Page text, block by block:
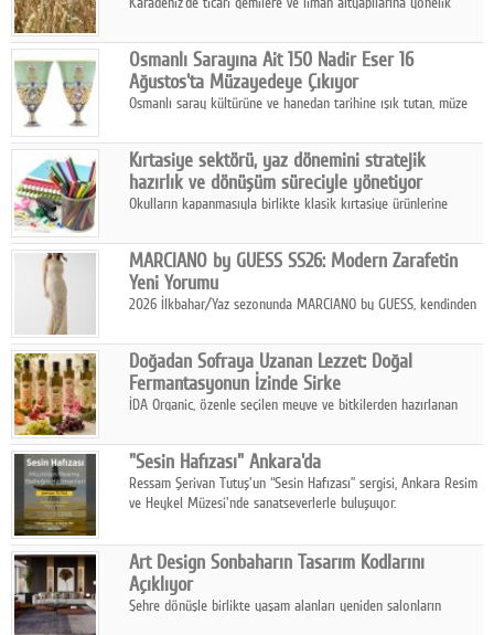
geçirdi.
Osmanlı Sarayına Ait 150 Nadir Eser 16
Ağustos'ta Müzayedeye Çıkıyor
Osmanlı saray kültürüne ve hanedan tarihine ışık tutan, müze
Ağustos'ta Arthill Müzecilik'in düzenleyeceği özel müzayedede
koleksiyonerlerle buluşuyor
Kırtasiye sektörü, yaz dönemini stratejik
hazırlık ve dönüşüm süreciyle yönetiyor
Okulların kapanmasıyla birlikte klasik kırtasiye ürünlerine
sanat ve eğitici aktivite ürünleriyle dinamik bir biçimde
geçiriyor.
MARCIANO by GUESS SS26: Modern Zarafetin
Yeni Yorumu
2026 İlkbahar/Yaz sezonunda MARCIANO by GUESS, kendinden
Doğadan Sofraya Uzanan Lezzet: Doğal
Fermantasyonun İzinde Sirke
İDA Organic, özenle seçilen meyve ve bitkilerden hazırlanan
sofralarına taşıyor.
"Sesin Hafızası" Ankara'da
Ressam Şerivan Tutuş'un “Sesin Hafızası” sergisi, Ankara Resim
ve Heykel Müzesi'nde sanatseverlerle buluşuyor.
Art Design Sonbaharın Tasarım Kodlarını
Açıklıyor
Şehre dönüşle birlikte yaşam alanları yeniden salonların